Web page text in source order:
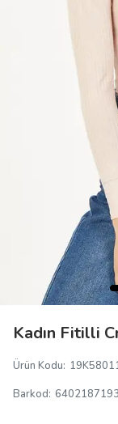
Kadın Fitilli
Ürün Kodu:
Barkod: